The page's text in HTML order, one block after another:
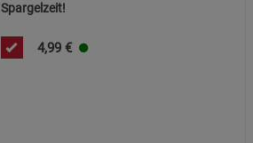
Spargelzeit!
4,99 €